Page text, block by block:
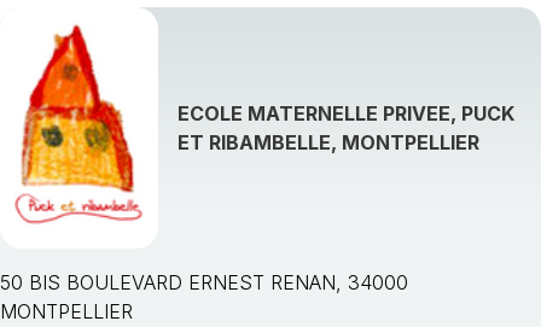
ECOLE MATERNELLE PRIVEE, PUCK
ET RIBAMBELLE, MONTPELLIER
50 BIS BOULEVARD ERNEST RENAN, 34000
MONTPELLIER